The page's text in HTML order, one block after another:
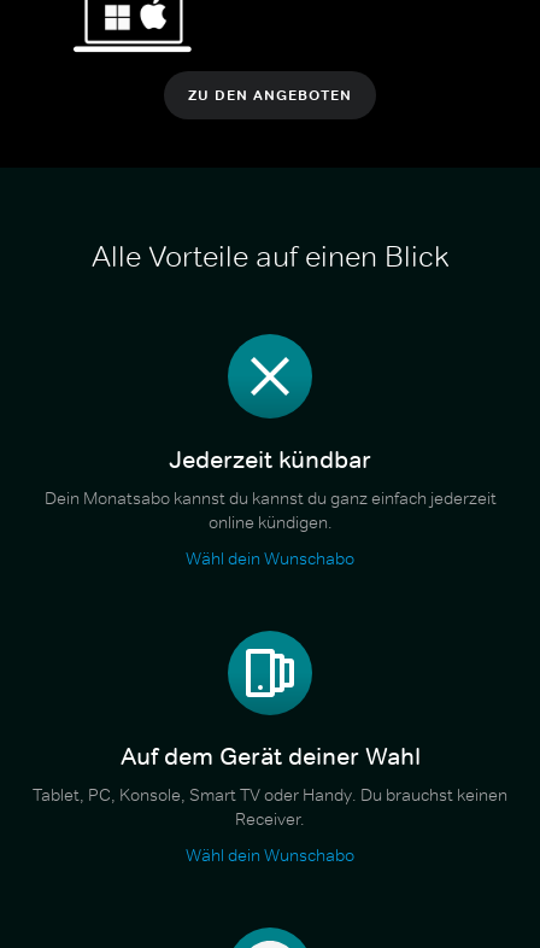
ZU DEN ANGEBOTEN
Alle Vorteile auf einen Blick
Jederzeit kündbar
Dein Monatsabo kannst du kannst du ganz einfach jederzeit
online kündigen.
Wähl dein Wunschabo
Auf dem Gerät deiner Wahl
Tablet, PC, Konsole, Smart TV oder Handy. Du brauchst keinen
Receiver.
Wähl dein Wunschabo